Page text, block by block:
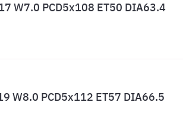
W7.0 PCD5x108 ET50 DIA63.4
W8.0 PCD5x112 ET57 DIA66.5